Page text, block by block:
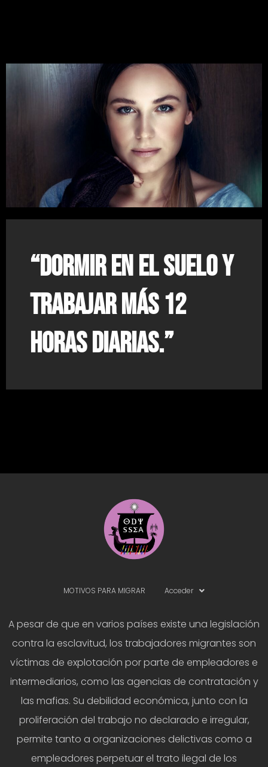
“Dormir en el suelo y
trabajar más 12
horas diarias.”
MOTIVOS PARA MIGRAR Acceder
A pesar de que en varios países existe una legislación
contra la esclavitud, los trabajadores migrantes son
víctimas de explotación por parte de empleadores e
intermediarios, como las agencias de contratación y
las mafias. Su debilidad económica, junto con la
proliferación del trabajo no declarado e irregular,
permite tanto a organizaciones delictivas como a
empleadores perpetuar el trato ilegal de los